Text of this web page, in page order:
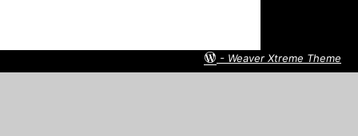
- Weaver Xtreme Theme